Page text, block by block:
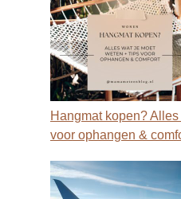
Hangmat kopen?
voor ophangen &